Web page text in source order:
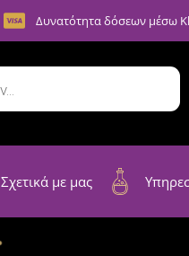
Δυνατότητα δόσεων μέσω
Σχετικά με μας